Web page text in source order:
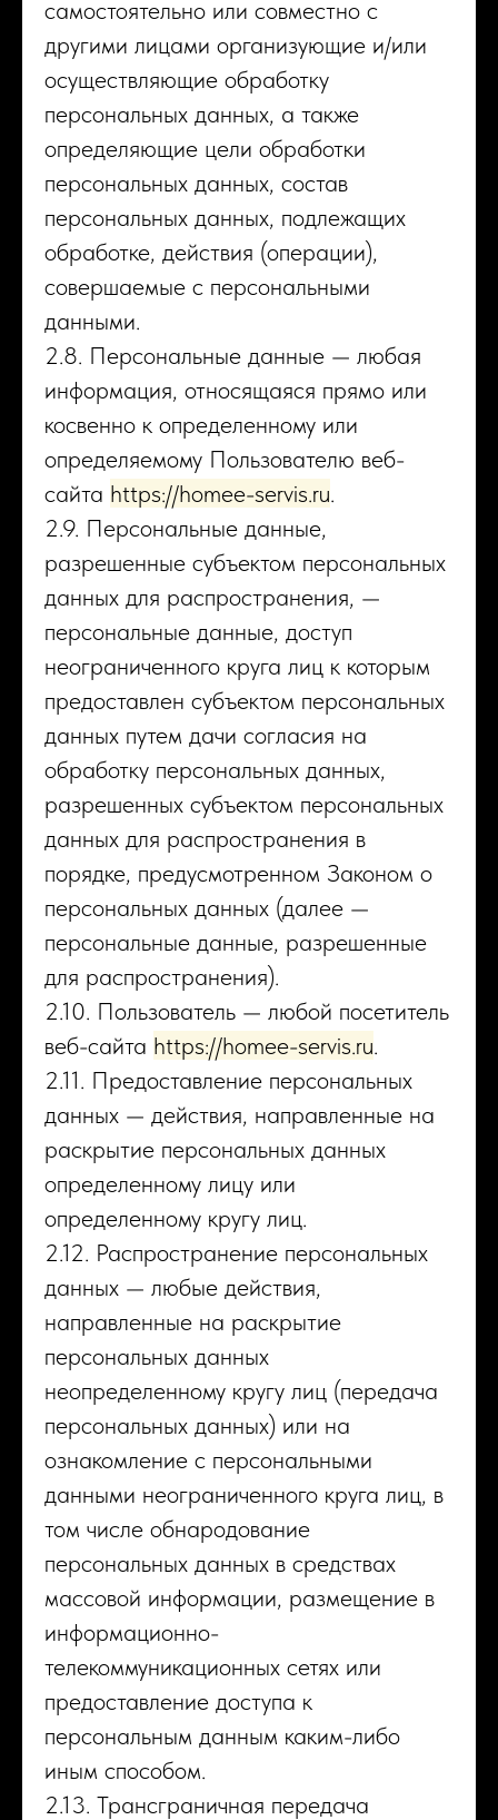
самостоятельно или совместно с
другими лицами организующие и/или
осуществляющие обработку
персональных данных, а также
определяющие цели обработки
персональных данных, состав
персональных данных, подлежащих
обработке, действия (операции),
совершаемые с персональными
данными.
2.8. Персональные данные — любая
информация, относящаяся прямо или
косвенно к определенному или
определяемому Пользователю веб-
сайта https://homee-servis.ru.
2.9. Персональные данные,
разрешенные субъектом персональных
данных для распространения, —
персональные данные, доступ
неограниченного круга лиц к которым
предоставлен субъектом персональных
данных путем дачи согласия на
обработку персональных данных,
разрешенных субъектом персональных
данных для распространения в
порядке, предусмотренном Законом о
персональных данных (далее —
персональные данные, разрешенные
для распространения).
2.10. Пользователь — любой посетитель
веб-сайта https://homee-servis.ru.
2.11. Предоставление персональных
данных — действия, направленные на
раскрытие персональных данных
определенному лицу или
определенному кругу лиц.
2.12. Распространение персональных
данных — любые действия,
направленные на раскрытие
персональных данных
неопределенному кругу лиц (передача
персональных данных) или на
ознакомление с персональными
данными неограниченного круга лиц, в
том числе обнародование
персональных данных в средствах
массовой информации, размещение в
информационно-
телекоммуникационных сетях или
предоставление доступа к
персональным данным каким-либо
иным способом.
2.13. Трансграничная передача